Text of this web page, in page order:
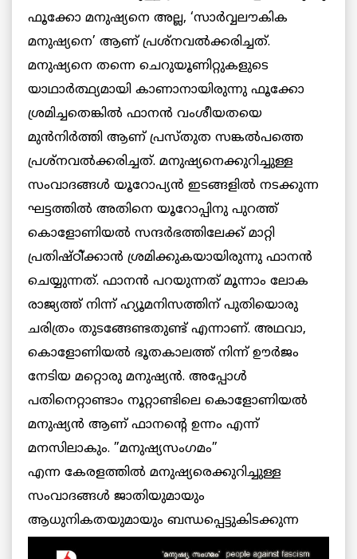
ഫൂക്കോ മനുഷ്യനെ അല്ല, ‘സാര്‍വ്വലൗകിക
മനുഷ്യനെ’ ആണ് പ്രശ്‌നവല്‍ക്കരിച്ചത്.
മനുഷ്യനെ തന്നെ ചെറുയൂണിറ്റുകളുടെ
യാഥാര്‍ത്ഥ്യമായി കാണാനായിരുന്നു ഫൂക്കോ
ശ്രമിച്ചതെങ്കില്‍ ഫാനന്‍ വംശീയതയെ
മുന്‍നിര്‍ത്തി ആണ് പ്രസ്തുത സങ്കല്‍പത്തെ
പ്രശ്‌നവല്‍ക്കരിച്ചത്. മനുഷ്യനെക്കുറിച്ചുള്ള
സംവാദങ്ങള്‍ യൂറോപ്യന്‍ ഇടങ്ങളില്‍ നടക്കുന്ന
ഘട്ടത്തില്‍ അതിനെ യൂറോപ്പിനു പുറത്ത്
കൊളോണിയല്‍ സന്ദര്‍ഭത്തിലേക്ക് മാറ്റി
പ്രതിഷ്ഠി്ക്കാന്‍ ശ്രമിക്കുകയായിരുന്നു ഫാനന്‍
ചെയ്യുന്നത്. ഫാനന്‍ പറയുന്നത് മൂന്നാം ലോക
രാജ്യത്ത് നിന്ന് ഹ്യൂമനിസത്തിന് പുതിയൊരു
ചരിത്രം തുടങ്ങേണ്ടതുണ്ട് എന്നാണ്. അഥവാ,
കൊളോണിയല്‍ ഭൂതകാലത്ത് നിന്ന് ഊര്‍ജം
നേടിയ മറ്റൊരു മനുഷ്യന്‍. അപ്പോള്‍
പതിനെറ്റാണ്ടാം നൂറ്റാണ്ടിലെ കൊളോണിയല്‍
മനുഷ്യന്‍ ആണ് ഫാനന്റെ ഉന്നം എന്ന്
മനസിലാകും. ”മനുഷ്യസംഗമം”
എന്ന കേരളത്തില്‍ മനുഷ്യരെക്കുറിച്ചുള്ള
സംവാദങ്ങള്‍ ജാതിയുമായും
ആധുനികതയുമായും ബന്ധപ്പെട്ടുകിടക്കുന്ന